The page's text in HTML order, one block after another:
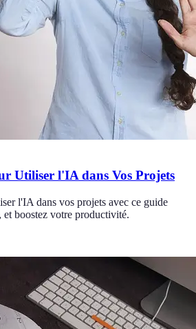
Utiliser l'IA dans Vos Projets
l'IA dans vos projets avec ce guide
et boostez votre productivité.